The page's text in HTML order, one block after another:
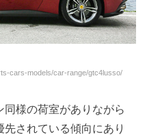
cars-models/car-range/gtc4lusso/
様の荷室がありながら
されている傾向にあり